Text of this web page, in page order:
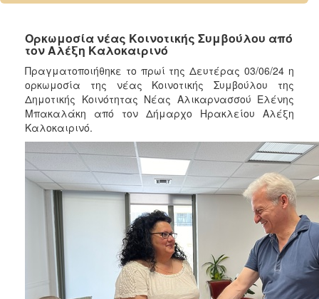
2024
2022
2021
2020
2019
2018
2017
2016
2015
2013
2012
2011
2010
Ορκωμοσία νέας Κοινοτικής Συμβούλου από
τον Αλέξη Καλοκαιρινό
Πραγματοποιήθηκε το πρωί της Δευτέρας 03/06/24 η
ορκωμοσία της νέας Κοινοτικής Συμβούλου της
Δημοτικής Κοινότητας Νέας Αλικαρνασσού Ελένης
Μπακαλάκη από τον Δήμαρχο Ηρακλείου Αλέξη
Καλοκαιρινό.